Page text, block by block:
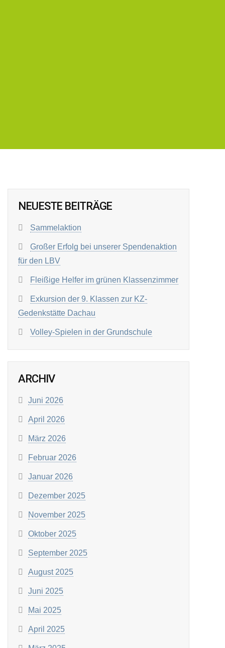
NEUESTE BEITRÄGE
Sammelaktion
Großer Erfolg bei unserer Spendenaktion
für den LBV
Fleißige Helfer im grünen Klassenzimmer
Exkursion der 9. Klassen zur KZ-
Gedenkstätte Dachau
Volley-Spielen in der Grundschule
ARCHIV
Juni 2026
April 2026
März 2026
Februar 2026
Januar 2026
Dezember 2025
November 2025
Oktober 2025
September 2025
August 2025
Juni 2025
Mai 2025
April 2025